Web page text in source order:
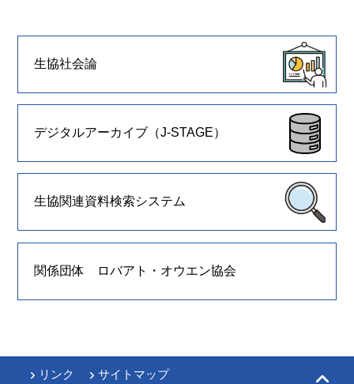
生協社会論
デジタルアーカイブ（J-STAGE）
生協関連資料検索システム
関係団体 ロバアト・オウエン協会
リンク サイトマップ